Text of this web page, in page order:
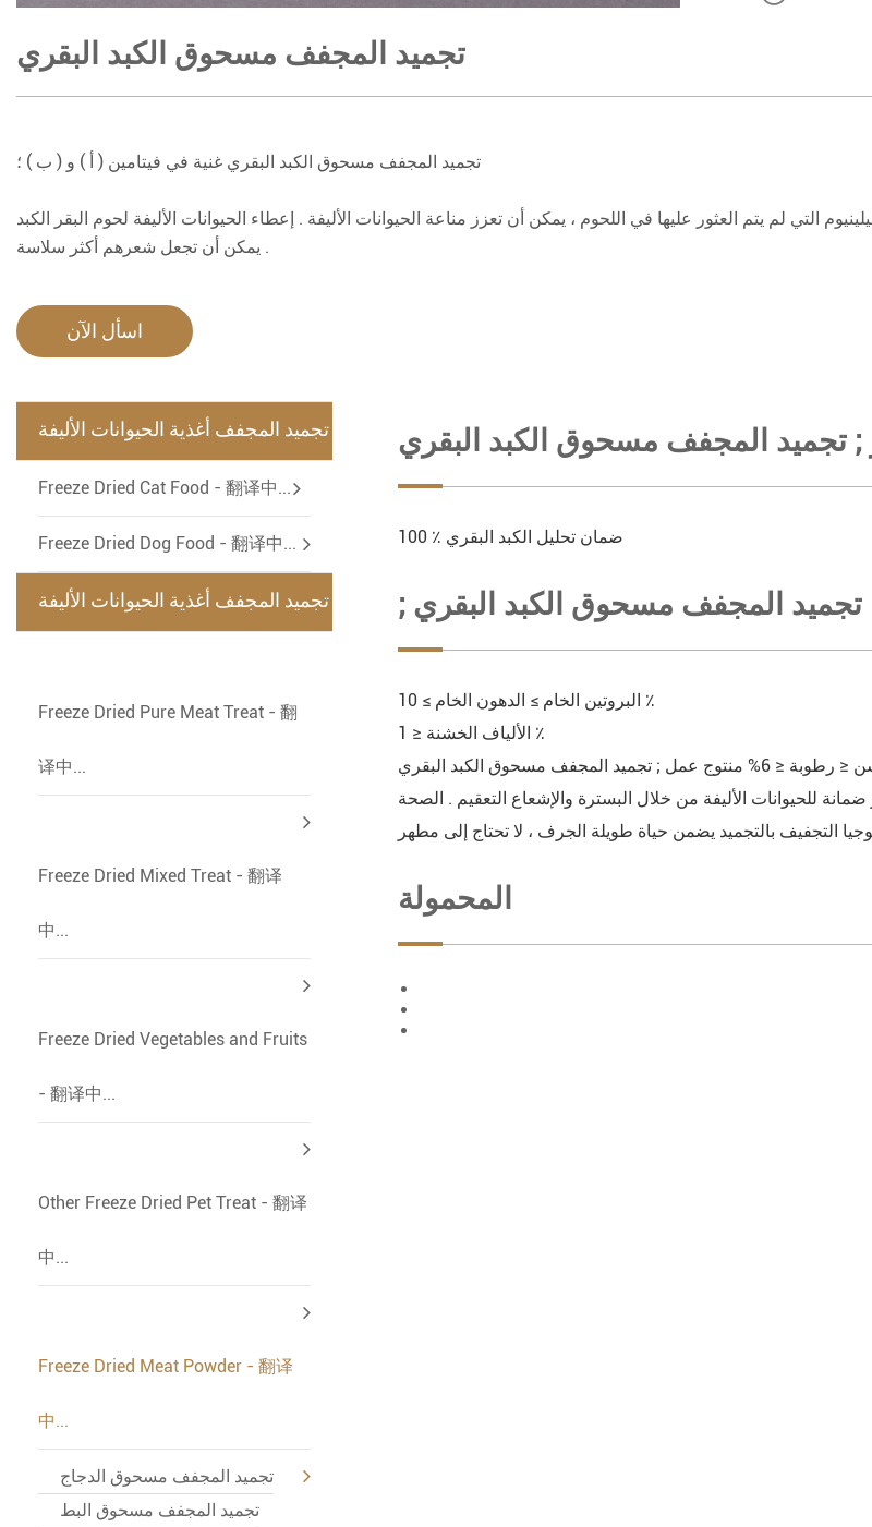
تجميد المجفف مسحوق الكبد البقري
تجميد المجفف مسحوق الكبد البقري غنية في فيتامين ( أ ) و ( ب ) ؛
التي لم يتم العثور عليها في اللحوم ، يمكن أن تعزز مناعة الحيوانات الأليفة . إعطاء الحيوانات الأليفة لحوم البقر الكبد
يمكن أن تجعل شعرهم أكثر سلاسة .
اسأل الآن
تجميد المجفف أغذية الحيوانات الأليفة
Freeze Dried Cat Food - 翻译中...
Freeze Dried Dog Food - 翻译中...
تجميد المجفف أغذية الحيوانات الأليفة
Freeze Dried Pure Meat Treat - 翻
译中...
Freeze Dried Mixed Treat - 翻译
中...
Freeze Dried Vegetables and Fruits
- 翻译中...
Other Freeze Dried Pet Treat - 翻译
中...
Freeze Dried Meat Powder - 翻译
中...
تجميد المجفف مسحوق الدجاج
تجميد المجفف مسحوق البط
تجميد المجفف مسحوق الكبد البقري
100 ٪ ضمان تحليل الكبد البقري
; تجميد المجفف مسحوق الكبد البقري
البروتين الخام ≥ الدهون الخام ≥ 10 ٪
الألياف الخشنة ≤ 1 ٪
; تجميد المجفف مسحوق الكبد البقري
ضمانة للحيوانات الأليفة من خلال البسترة والإشعاع التعقيم . الصحة
التجفيف بالتجميد يضمن حياة طويلة الجرف ، لا تحتاج إلى مطهر
المحمولة